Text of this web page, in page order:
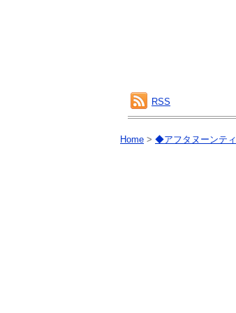
RSS
Home > ◆アフタヌーンテ